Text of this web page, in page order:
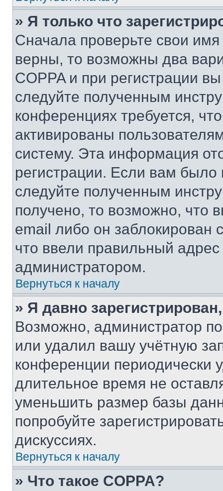
» Я только что
Сначала проверьте свои
верны, то возможны два
COPPA и при регистрации
следуйте полученным
конференциях требуется,
активированы
систему. Эта информация
регистрации. Если вам
следуйте полученным
получено, то возможно, что
email либо он
что ввели правильный адрес
администратором.
Вернуться к началу
» Я давно
Возможно, администратор
или удалил вашу учётную
конференции периодически
длительное время не
уменьшить размер базы
попробуйте
дискуссиях.
Вернуться к началу
» Что такое COPPA?